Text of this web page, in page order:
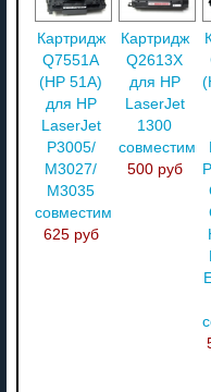
Картридж
Q7551A
(HP 51A)
для HP
LaserJet
P3005/
M3027/
M3035
совместимый
625 руб
Картридж
Q2613X
для HP
LaserJet
1300
совместимый
500 руб